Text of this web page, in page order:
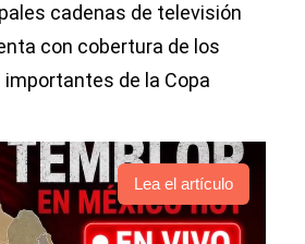
cadenas de televisión
con cobertura de los
de la Copa
Lea el artículo